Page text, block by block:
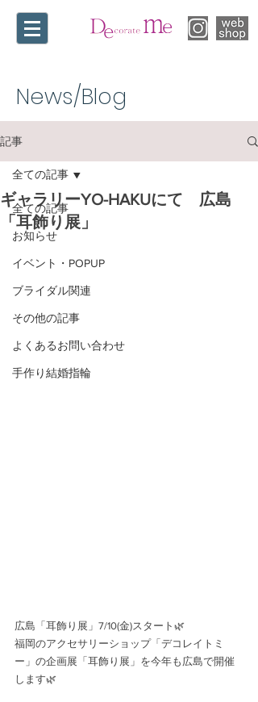
News/Blog​
記事
全ての記事
お知らせ
イベント・POPUP
ブライダル関連
その他の記事
よくあるお問い合わせ
手作り結婚指輪
全ての記事
ギャラリーYO-HAKUにて 広島
「耳飾り展」
広島「耳飾り展」7/10(金)スタート🌿
福岡のアクセサリーショップ「デコレイトミ
ー」の企画展「耳飾り展」を今年も広島で開催
します🌿